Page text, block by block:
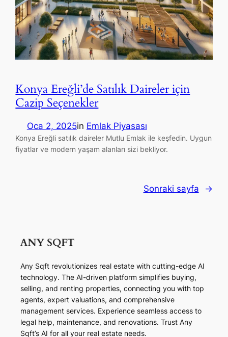
Konya Ereğli’de Satılık Daireler için
Cazip Seçenekler
Oca 2, 2025in Emlak Piyasası
Konya Ereğli satılık daireler Mutlu Emlak ile keşfedin. Uygun
fiyatlar ve modern yaşam alanları sizi bekliyor.
Sonraki sayfa →
Any Sqft revolutionizes real estate with cutting-edge AI
technology. The AI-driven platform simplifies buying,
selling, and renting properties, connecting you with top
agents, expert valuations, and comprehensive
management services. Experience seamless access to
legal help, maintenance, and renovations. Trust Any
Sqft’s AI for all your real estate needs.